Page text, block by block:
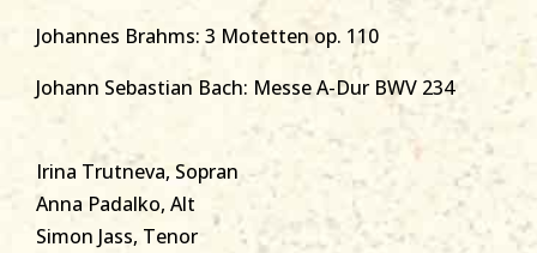
Johannes Brahms: 3 Motetten op. 110
Johann Sebastian Bach: Messe A-Dur BWV 234
Irina Trutneva, Sopran
Anna Padalko, Alt
Simon Jass, Tenor